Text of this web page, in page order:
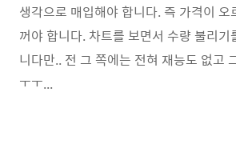
생각으로 매입해야 합니다. 즉 가격이 오
꺼야 합니다. 차트를 보면서 수량 불리기
니다만.. 전 그 쪽에는 전혀 재능도 없고
ㅜㅜ...